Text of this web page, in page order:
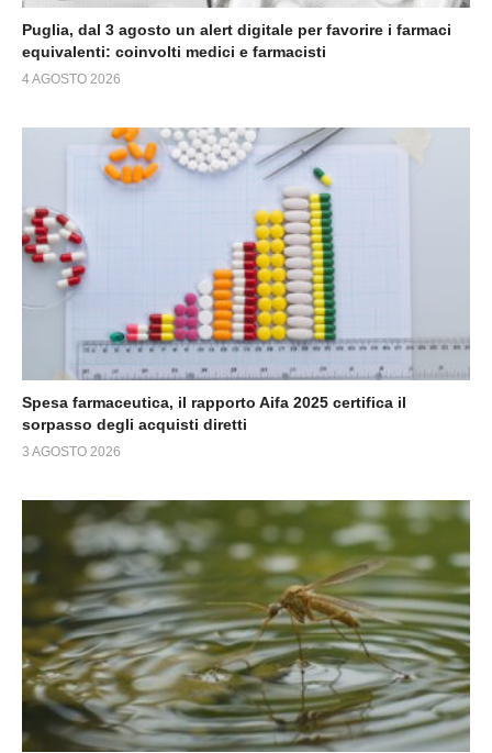
Puglia, dal 3 agosto un alert digitale per favorire i farmaci
equivalenti: coinvolti medici e farmacisti
4 AGOSTO 2026
Spesa farmaceutica, il rapporto Aifa 2025 certifica il
sorpasso degli acquisti diretti
3 AGOSTO 2026